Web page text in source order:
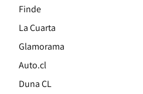
Finde
La Cuarta
Glamorama
Auto.clOpens in new window
Duna CLOpens in new window